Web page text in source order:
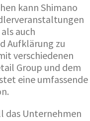
kann Shimano
auch
Aufklärung zu
verschiedenen
Group und dem
eine umfassende
das Unternehmen